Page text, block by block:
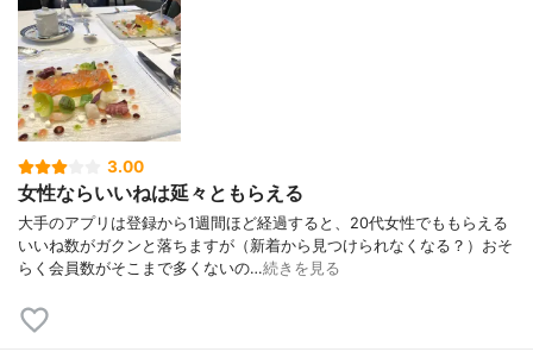
3.00
女性ならいいねは延々ともらえる
大手のアプリは登録から1週間ほど経過すると、20代女性でももらえる
いいね数がガクンと落ちますが（新着から見つけられなくなる？）おそ
らく会員数がそこまで多くないの…続きを見る